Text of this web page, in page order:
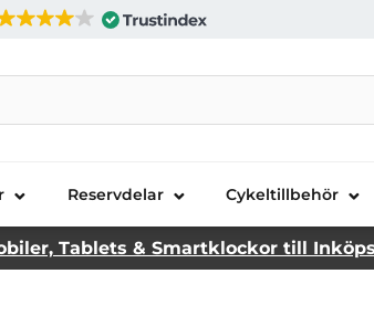
Reservdelar Cykeltillbehör
Tablets & Smartklockor till